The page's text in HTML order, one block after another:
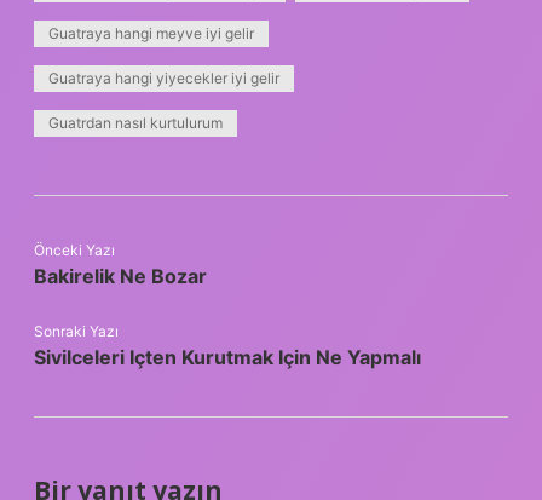
Guatraya hangi meyve iyi gelir
Guatraya hangi yiyecekler iyi gelir
Guatrdan nasıl kurtulurum
Önceki Yazı
Bakirelik Ne Bozar
Sonraki Yazı
Sivilceleri Içten Kurutmak Için Ne Yapmalı
Bir yanıt yazın